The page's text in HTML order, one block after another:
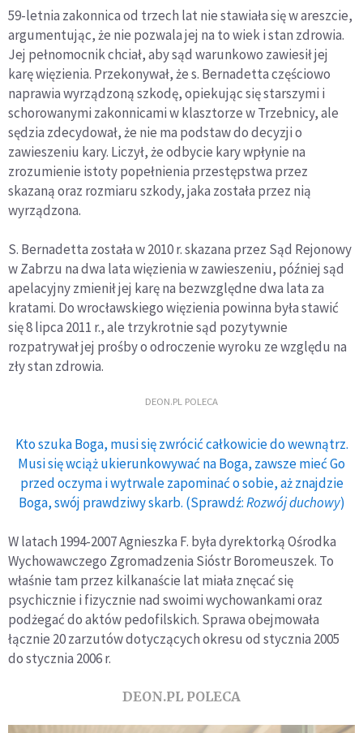
59-letnia zakonnica od trzech lat nie stawiała się w areszcie,
argumentując, że nie pozwala jej na to wiek i stan zdrowia.
Jej pełnomocnik chciał, aby sąd warunkowo zawiesił jej
karę więzienia. Przekonywał, że s. Bernadetta częściowo
naprawia wyrządzoną szkodę, opiekując się starszymi i
schorowanymi zakonnicami w klasztorze w Trzebnicy, ale
sędzia zdecydował, że nie ma podstaw do decyzji o
zawieszeniu kary. Liczył, że odbycie kary wpłynie na
zrozumienie istoty popełnienia przestępstwa przez
skazaną oraz rozmiaru szkody, jaka została przez nią
wyrządzona.
S. Bernadetta została w 2010 r. skazana przez Sąd Rejonowy
w Zabrzu na dwa lata więzienia w zawieszeniu, później sąd
apelacyjny zmienił jej karę na bezwzględne dwa lata za
kratami. Do wrocławskiego więzienia powinna była stawić
się 8 lipca 2011 r., ale trzykrotnie sąd pozytywnie
rozpatrywał jej prośby o odroczenie wyroku ze względu na
zły stan zdrowia.
DEON.PL POLECA
Kto szuka Boga, musi się zwrócić całkowicie do wewnątrz.
Musi się wciąż ukierunkowywać na Boga, zawsze mieć Go
przed oczyma i wytrwale zapominać o sobie, aż znajdzie
Boga, swój prawdziwy skarb. (Sprawdź:Rozwój duchowy)
W latach 1994-2007 Agnieszka F. była dyrektorką Ośrodka
Wychowawczego Zgromadzenia Sióstr Boromeuszek. To
właśnie tam przez kilkanaście lat miała znęcać się
psychicznie i fizycznie nad swoimi wychowankami oraz
podżegać do aktów pedofilskich. Sprawa obejmowała
łącznie 20 zarzutów dotyczących okresu od stycznia 2005
do stycznia 2006 r.
DEON.PL POLECA